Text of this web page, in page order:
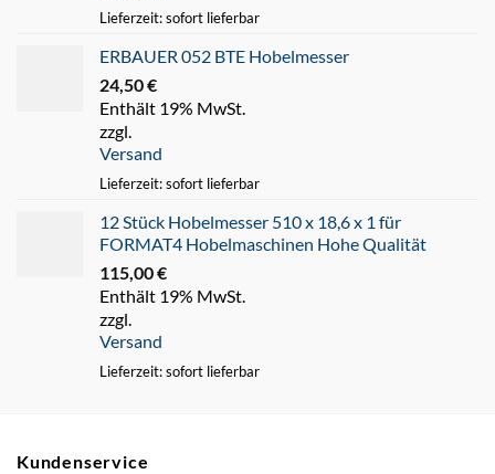
Lieferzeit: sofort lieferbar
ERBAUER 052 BTE Hobelmesser
24,50€
Enthält 19% MwSt.
zzgl.
Versand
Lieferzeit: sofort lieferbar
12 Stück Hobelmesser 510 x 18,6 x 1 für
FORMAT4 Hobelmaschinen Hohe Qualität
115,00€
Enthält 19% MwSt.
zzgl.
Versand
Lieferzeit: sofort lieferbar
Kundenservice